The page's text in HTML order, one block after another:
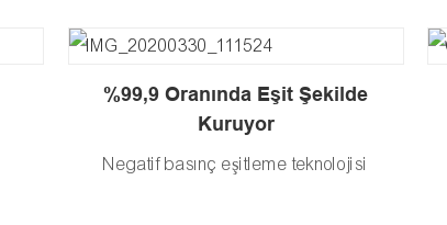
%99,9 Oranında Eşit Şekilde
Kuruyor
Negatif basınç eşitleme teknolojisi